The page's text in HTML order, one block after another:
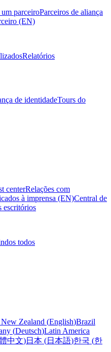
parceiroParceiros de aliança
(EN)
Relatórios
de identidadeTours do
centerRelações com
à imprensa (EN)Central de
escritórios
todos
Zealand (English)Brazil
(Deutsch)Latin America
中文)日本 (日本語)한국 (한